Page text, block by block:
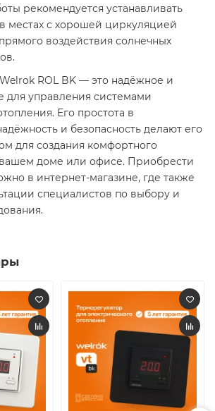
рекомендуется устанавливать
местах с хорошей циркуляцией
воздействия солнечных
ROL BK — это надёжное и
для управления системами
Его простота в
и безопасность делают его
для создания комфортного
доме или офисе. Приобрести
в интернет-магазине, где также
специалистов по выбору и